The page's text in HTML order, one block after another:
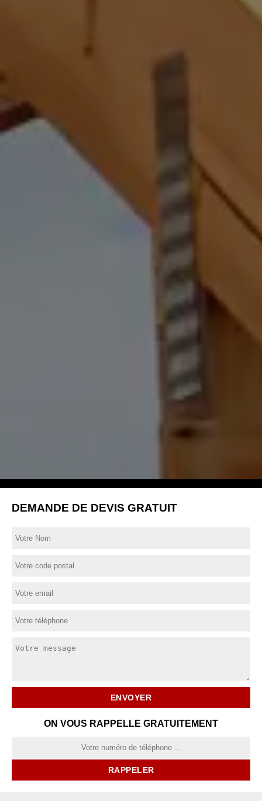
DEMANDE DE DEVIS GRATUIT
ON VOUS RAPPELLE GRATUITEMENT